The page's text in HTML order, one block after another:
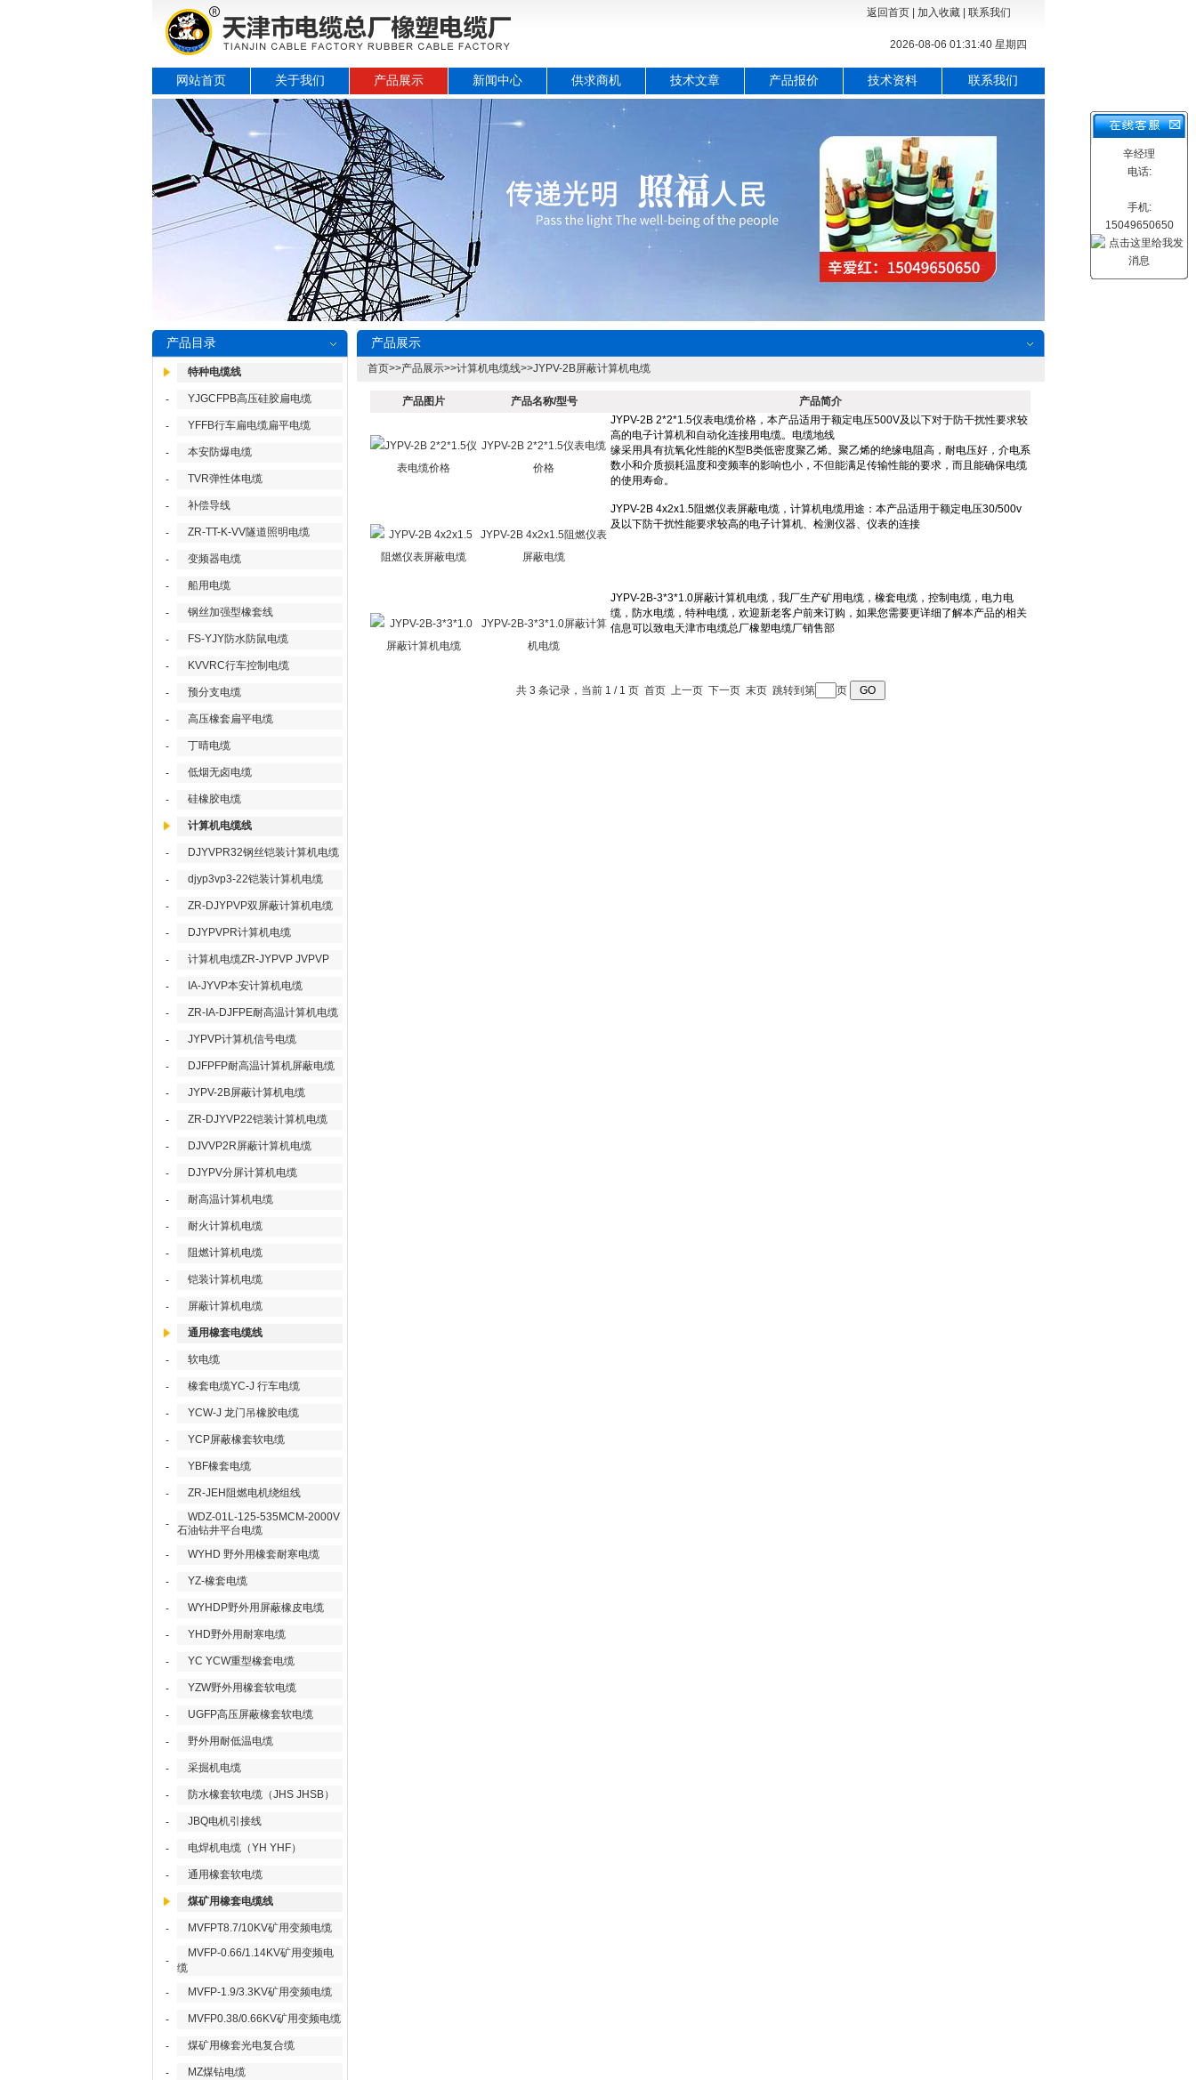
返回首页| 加入收藏| 联系我们
2026-08-06 01:31:41 星期四
网站首页 关于我们 产品展示 新闻中心 供求商机 技术文章 产品报价 技术资料 联系我们
产品目录
特种电缆线
- YJGCFPB高压硅胶扁电缆
- YFFB行车扁电缆扁平电缆
- 本安防爆电缆
- TVR弹性体电缆
- 补偿导线
- ZR-TT-K-VV隧道照明电缆
- 变频器电缆
- 船用电缆
- 钢丝加强型橡套线
- FS-YJY防水防鼠电缆
- KVVRC行车控制电缆
- 预分支电缆
- 高压橡套扁平电缆
- 丁晴电缆
- 低烟无卤电缆
- 硅橡胶电缆
计算机电缆线
- DJYVPR32钢丝铠装计算机电缆
- djyp3vp3-22铠装计算机电缆
- ZR-DJYPVP双屏蔽计算机电缆
- DJYPVPR计算机电缆
- 计算机电缆ZR-JYPVP JVPVP
- IA-JYVP本安计算机电缆
- ZR-IA-DJFPE耐高温计算机电缆
- JYPVP计算机信号电缆
- DJFPFP耐高温计算机屏蔽电缆
- JYPV-2B屏蔽计算机电缆
- ZR-DJYVP22铠装计算机电缆
- DJVVP2R屏蔽计算机电缆
- DJYPV分屏计算机电缆
- 耐高温计算机电缆
- 耐火计算机电缆
- 阻燃计算机电缆
- 铠装计算机电缆
- 屏蔽计算机电缆
通用橡套电缆线
- 软电缆
- 橡套电缆YC-J 行车电缆
- YCW-J 龙门吊橡胶电缆
- YCP屏蔽橡套软电缆
- YBF橡套电缆
- ZR-JEH阻燃电机绕组线
-
WDZ-01L-125-535MCM-2000V
石油钻井平台电缆
-
WYHD 野外用橡套耐寒电缆
- YZ-橡套电缆
- WYHDP野外用屏蔽橡皮电缆
- YHD野外用耐寒电缆
- YC YCW重型橡套电缆
- YZW野外用橡套软电缆
- UGFP高压屏蔽橡套软电缆
- 野外用耐低温电缆
- 采掘机电缆
- 防水橡套软电缆（JHS JHSB）
- JBQ电机引接线
- 电焊机电缆（YH YHF）
- 通用橡套软电缆
煤矿用橡套电缆线
- MVFPT8.7/10KV矿用变频电缆
-
MVFP-0.66/1.14KV矿用变频电
缆
-
MVFP-1.9/3.3KV矿用变频电缆
- MVFP0.38/0.66KV矿用变频电缆
- 煤矿用橡套光电复合缆
- MZ煤钻电缆
产品展示
首页>>产品展示>>计算机电缆线>>JYPV-2B屏蔽计算机电缆
产品图片 产品名称/型号 产品简介
JYPV-2B 2*2*1.5仪表电缆
价格
JYPV-2B 4x2x1.5阻燃仪表
屏蔽电缆
JYPV-2B-3*3*1.0屏蔽计算
机电缆
共 3 条记录，当前 1 / 1 页 首页 上一页 下一页 末页 跳转到第 页
辛经理
电话:
手机:
15049650650